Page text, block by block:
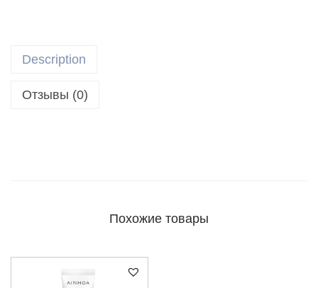
Description
Отзывы (0)
Похожие товары